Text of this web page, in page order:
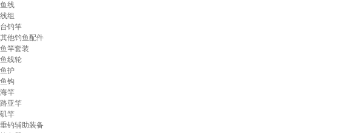
鱼线
线组
台钓竿
其他钓鱼配件
鱼竿套装
鱼线轮
鱼护
鱼钩
海竿
路亚竿
矶竿
垂钓辅助装备